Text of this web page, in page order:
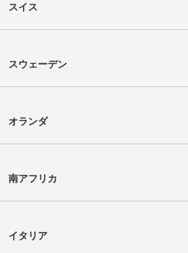
スイス
スウェーデン
オランダ
南アフリカ
イタリア